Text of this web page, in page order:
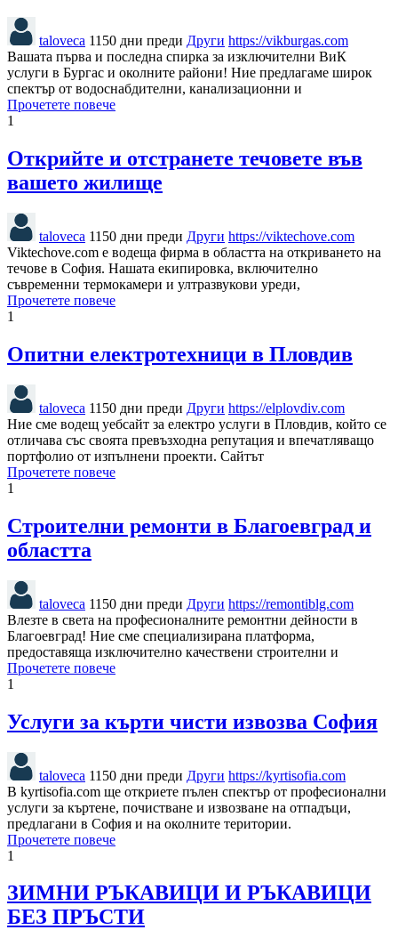
taloveca 1150 дни преди Други https://vikburgas.com
Вашата първа и последна спирка за изключителни ВиК
услуги в Бургас и околните райони! Ние предлагаме широк
спектър от водоснабдителни, канализационни и
Прочетете повече
1
Открийте и отстранете течовете във
вашето жилище
taloveca 1150 дни преди Други https://viktechove.com
Viktechove.com е водеща фирма в областта на откриването на
течове в София. Нашата екипировка, включително
съвременни термокамери и ултразвукови уреди,
Прочетете повече
1
Опитни електротехници в Пловдив
taloveca 1150 дни преди Други https://elplovdiv.com
Ние сме водещ уебсайт за електро услуги в Пловдив, който се
отличава със своята превъзходна репутация и впечатляващо
портфолио от изпълнени проекти. Сайтът
Прочетете повече
1
Строителни ремонти в Благоевград и
областта
taloveca 1150 дни преди Други https://remontiblg.com
Влезте в света на професионалните ремонтни дейности в
Благоевград! Ние сме специализирана платформа,
предоставяща изключително качествени строителни и
Прочетете повече
1
Услуги за кърти чисти извозва София
taloveca 1150 дни преди Други https://kyrtisofia.com
В kyrtisofia.com ще откриете пълен спектър от професионални
услуги за къртене, почистване и извозване на отпадъци,
предлагани в София и на околните територии.
Прочетете повече
1
ЗИМНИ РЪКАВИЦИ И РЪКАВИЦИ
БЕЗ ПРЪСТИ